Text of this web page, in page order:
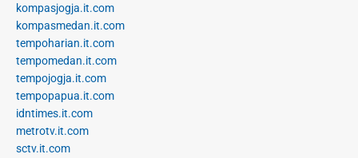
kompasjogja.it.com
kompasmedan.it.com
tempoharian.it.com
tempomedan.it.com
tempojogja.it.com
tempopapua.it.com
idntimes.it.com
metrotv.it.com
sctv.it.com